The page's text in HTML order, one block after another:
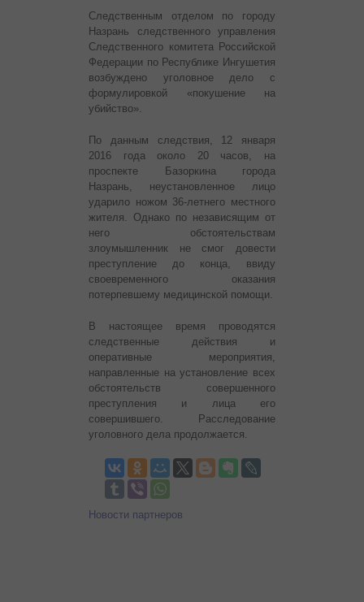
Следственным отделом по городу
Назрань следственного управления
Следственного комитета Российской
Федерации по Республике Ингушетия
возбуждено уголовное дело с
формулировкой «покушение на
убийство».
По данным следствия, 12 января
2016 года около 20 часов, на
проспекте Базоркина города
Назрань, неустановленное лицо
ударило ножом 36-летнего местного
жителя. Однако по независящим от
него обстоятельствам
злоумышленник не смог довести
преступление до конца, ввиду
своевременного оказания
потерпевшему медицинской помощи.
В настоящее время проводятся
следственные действия и
оперативные мероприятия,
направленные на установление всех
обстоятельств совершенного
преступления и лица его
совершившего. Расследование
уголовного дела продолжается.
Новости партнеров